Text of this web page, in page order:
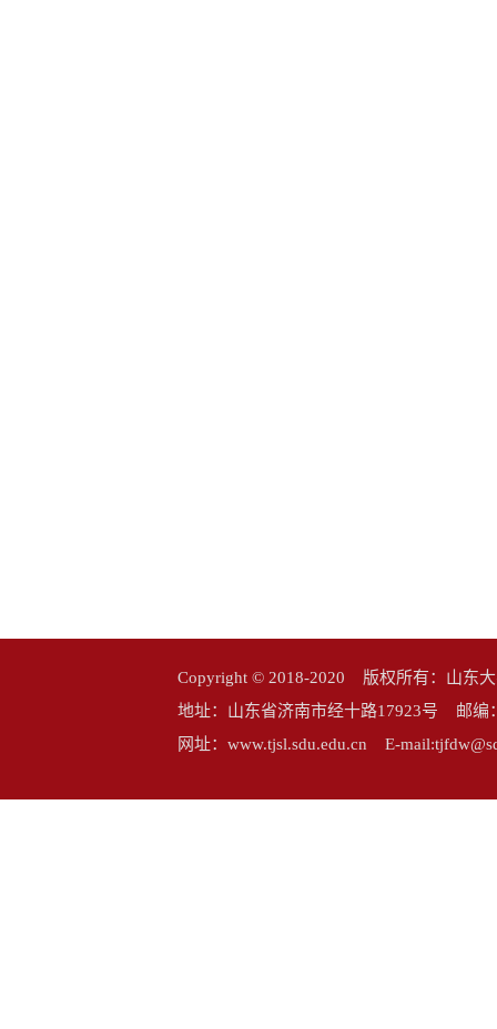
Copyright © 2018-2020 版权所有：山东
地址：山东省济南市经十路17923号 邮
网址：www.tjsl.sdu.edu.cn E-